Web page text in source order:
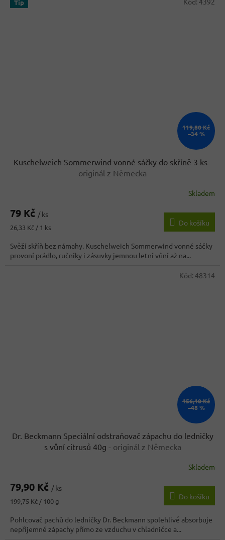
Tip
119,80 Kč
–34 %
Kuschelweich Sommerwind vonné sáčky do skříně 3 ks -
originál z Německa
produktu
4,0
z
5
hvězdiček.
Skladem
79 Kč / ks
Měrná
26,33 Kč / 1 ks
Do košíku
Svěží skříň bez námahy. Kuschelweich Sommerwind vonné sáčky
provoní prádlo, ručníky i zásuvky jemnou letní vůní až na...
156,10 Kč
–48 %
Dr. Beckmann Speciální odstraňovač zápachu do ledničky
s vůní citrusů 40g - originál z Německa
produktu
4,1
z
5
hvězdiček.
Skladem
79,90 Kč / ks
Měrná
199,75 Kč / 100 g
Do košíku
Pohlcovač pachů do ledničky Dr. Beckmann spolehlivě absorbuje
nepříjemné zápachy přímo ze vzduchu v chladničce a...
Kód: 48314